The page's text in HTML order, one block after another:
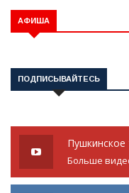
АФИША
ПОДПИСЫВАЙТЕСЬ
Пушкинское
Больше